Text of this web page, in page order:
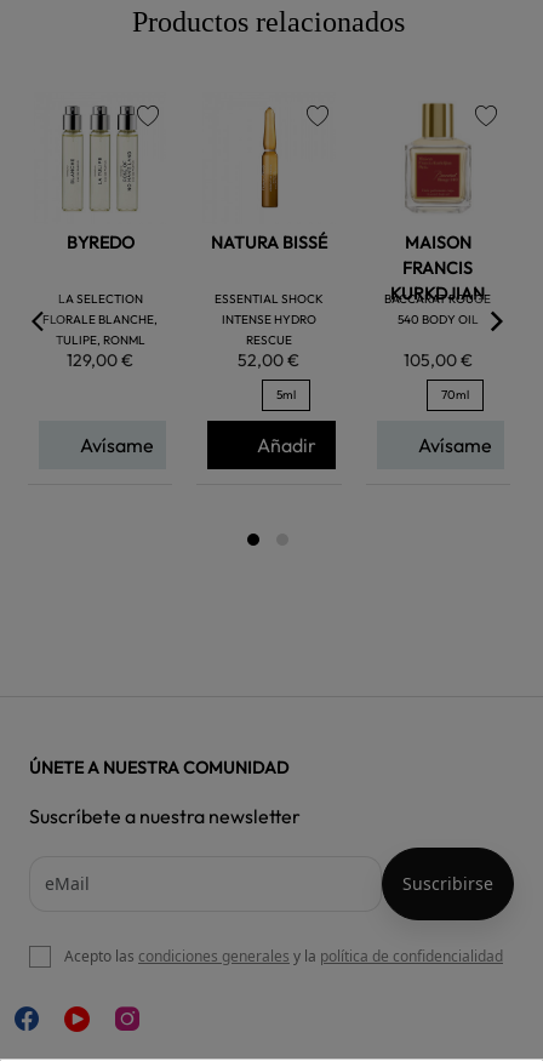
Productos relacionados
BYREDO
LA SELECTION
FLORALE BLANCHE,
TULIPE, RONML
129,00 €
favorite
Avísame
NATURA BISSÉ
ESSENTIAL SHOCK
INTENSE HYDRO
RESCUE
52,00 €
5ml
Añadir
MAISON
FRANCIS
KURKDJIAN
BACCARAT ROUGE
540 BODY OIL
105,00 €
70ml
Avísame
ÚNETE A NUESTRA COMUNIDAD
Suscríbete a nuestra newsletter
Acepto las condiciones generales y la política de confidencialidad